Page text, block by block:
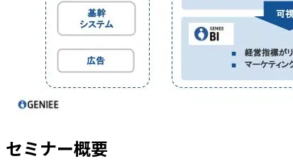
セミナー概要